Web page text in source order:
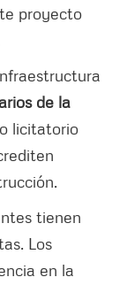
proyecto
de la
licitatorio
tienen
Los
en la